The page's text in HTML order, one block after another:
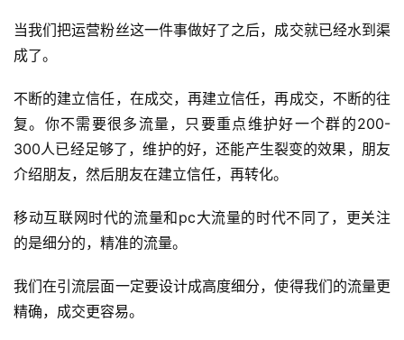
当我们把运营粉丝这一件事做好了之后，成交就已经水到渠
成了。
不断的建立信任，在成交，再建立信任，再成交，不断的往
复。你不需要很多流量，只要重点维护好一个群的200-
300人已经足够了，维护的好，还能产生裂变的效果，朋友
介绍朋友，然后朋友在建立信任，再转化。
移动互联网时代的流量和pc大流量的时代不同了，更关注
的是细分的，精准的流量。
我们在引流层面一定要设计成高度细分，使得我们的流量更
精确，成交更容易。